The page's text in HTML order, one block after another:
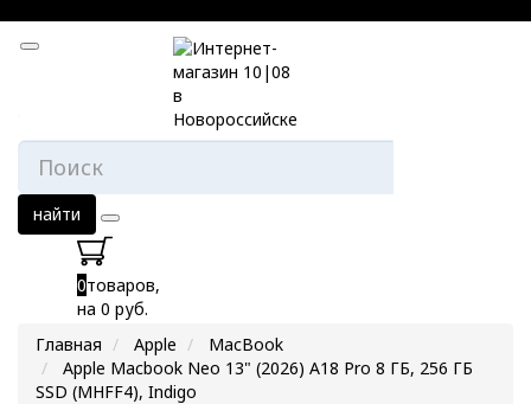
найти
0товаров,
на 0 руб.
Главная
Apple
MacBook
Apple Macbook Neo 13" (2026) A18 Pro 8 ГБ, 256 ГБ
SSD (MHFF4), Indigo